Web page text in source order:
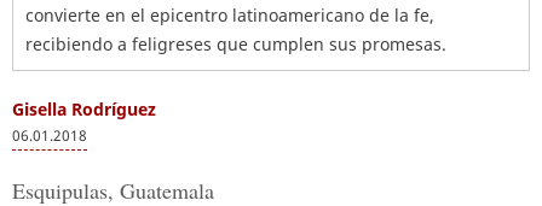
convierte en el epicentro latinoamericano de la fe,
recibiendo a feligreses que cumplen sus promesas.
Gisella Rodríguez
06.01.2018
Esquipulas, Guatemala